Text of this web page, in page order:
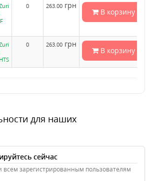
0 263.00 грн
В корзину
0 263.00 грн
В корзину
для наших
сейчас
всем зарегистрированным пользователям